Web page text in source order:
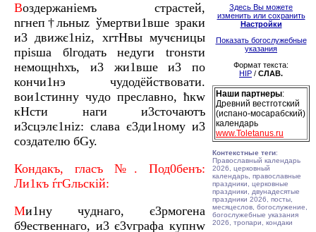
Воздержaніемъ страстeй,
nгнеп†льныz ўмертви1вше зрaки
и3 движє1ніz, хrтHвы мyчєницы
пріsша бlгодaть недyги tгонsти
немощнhхъ, и3 жи1вше и3 по
кончи1нэ чудодёйствовати.
вои1стинну чyдо преслaвно, ћкw
кHсти нaги и3сточaютъ
и3сцэлє1ніz: слaва є3ди1ному и3
создaтелю бGу.
Кондaкъ, глaсъ №. Под0бенъ:
Ли1къ ѓгGльскій:
Ми1ну чyднаго, є3рмогeна
б9eственнаго, и3 є3vгрaфа кyпнw
Здесь Вы можете
изменить или сохранить
Настройки
Показать богослужебные
указания
Формат текста:
HIP / СЛАВ.
Наши партнеры:
Древний вестготский
(испано-мосарабский)
календарь
www.Toletanus.ru
Контекстные теги:
Православный календарь
2026, церковный
календарь, православные
праздники, церковные
праздники, двунадесятые
праздники 2026, посты,
месяцеслов, богослужение,
богослужебные указания
2026, тропари, кондаки